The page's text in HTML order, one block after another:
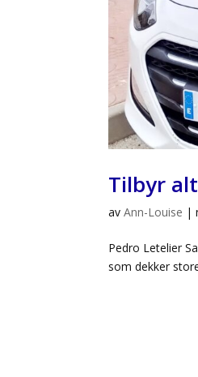
Tilbyr
avAnn-Louise |
Pedro Letelier
som dekker